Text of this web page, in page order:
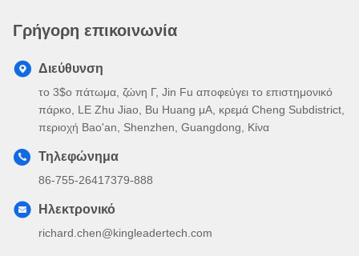
Γρήγορη επικοινωνία
Διεύθυνση
το 3$ο πάτωμα, ζώνη Γ, Jin Fu αποφεύγει το επιστημονικό
πάρκο, LE Zhu Jiao, Bu Huang μΑ, κρεμά Cheng Subdistrict,
περιοχή Bao'an, Shenzhen, Guangdong, Κίνα
Τηλεφώνημα
86-755-26417379-888
Ηλεκτρονικό
richard.chen@kingleadertech.com